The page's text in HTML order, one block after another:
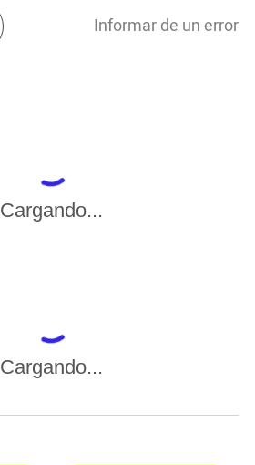
Informar de un error
Cargando...
Cargando...